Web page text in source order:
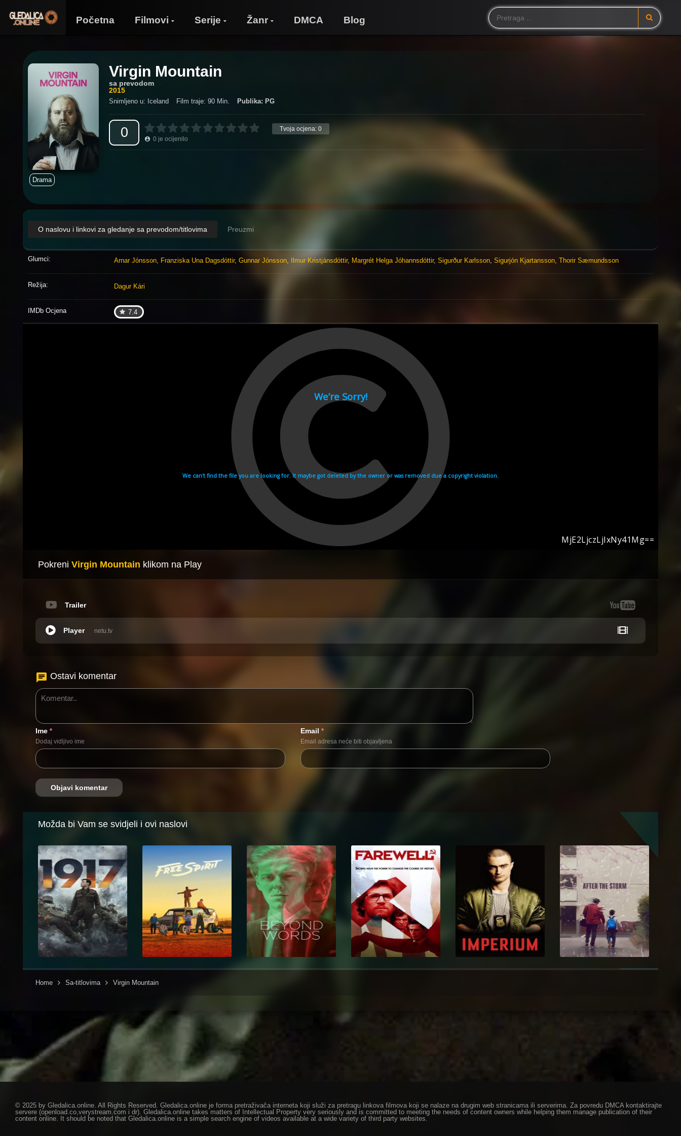
Početna Filmovi Serije Žanr DMCA Blog
Virgin Mountain
sa prevodom
2015
Snimljeno u: Iceland Film traje: 90 Min. Publika: PG
Tvoja ocjena: 0
0 0 je ocijenilo
Drama
O naslovu i linkovi za gledanje sa prevodom/titlovima Preuzmi
Glumci: Arnar Jónsson, Franziska Una Dagsdóttir, Gunnar Jónsson, Ilmur Kristjánsdóttir, Margrét Helga Jóhannsdóttir, Sigurður Karlsson, Sigurjón Kjartansson, Thorir Sæmundsson
Režija: Dagur Kári
IMDb Ocjena 7.4
Pokreni Virgin Mountain klikom na Play
Trailer
netu.tv
Player
Ostavi komentar
Ime *
Dodaj vidljivo ime
Email *
Email adresa neće biti objavljena
Možda bi Vam se svidjeli i ovi naslovi
Home Sa-titlovima Virgin Mountain
© 2025 by Gledalica.online. All Rights Reserved. Gledalica.online je forma pretraživača interneta koji služi za pretragu linkova filmova koji se nalaze na drugim web stranicama ili serverima. Za povredu DMCA kontaktirajte
servere (openload.co,verystream.com i dr). Gledalica.online takes matters of Intellectual Property very seriously and is committed to meeting the needs of content owners while helping them manage publication of their
content online. It should be noted that Gledalica.online is a simple search engine of videos available at a wide variety of third party websites.